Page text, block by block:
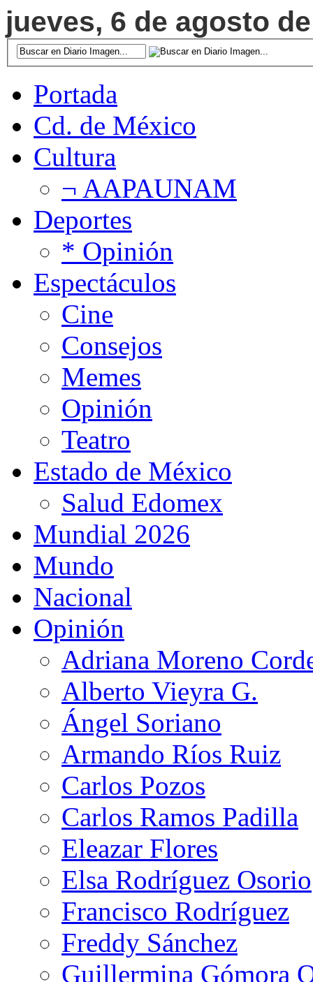
jueves, 6 de agosto
Portada
Cd. de México
Cultura
¬ AAPAUNAM
Deportes
* Opinión
Espectáculos
Cine
Consejos
Memes
Opinión
Teatro
Estado de México
Salud Edomex
Mundial 2026
Mundo
Nacional
Opinión
Adriana Moreno
Alberto Vieyra G.
Ángel Soriano
Armando Ríos Ruiz
Carlos Pozos
Carlos Ramos Padilla
Eleazar Flores
Elsa Rodríguez Osorio
Francisco Rodríguez
Freddy Sánchez
Guillermina Gómora